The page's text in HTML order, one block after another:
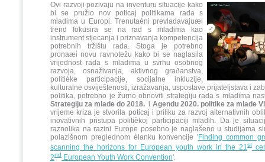
Ovi razvoji pozivaju na inventuru situacije kako
bi se pružio nov poticaj politikama rada s
mladima u Europi. Trenutaèni prevladavajuæi
trend fokusira se na rad s mladima kao
instrument stjecanja i priznavanja kompetencija
potrebnih tržištu rada. Stoga je potrebno
pronaæi novu ravnotežu kako bi se naglasila
vrijednost rada s mladima u svrhu osobnog
razvoja, osnaživanja, aktivnog graðanstva,
politièke participacije, socijalne inkluzije,
kulturalne osviještenosti, izražavanja, uspostave prijateljstava i
politika, potrebno je žurno obnoviti strategiju rada s mladima
Strategiju za mlade do 2018. i Agendu 2020. politike za mlade
vrijeme kriza je stvorila poticaj i priliku za razvoj alternativnih
inovativnih pristupa politièkoj participaciji mladih. Da je
raznolika na razini Europe posebno je naglašeno u studijama
polazišnom preglednom èlanku konvencije 'Finding common
scanning the horizons for European youth work in the 21st
2nd European Youth Work Convention'.